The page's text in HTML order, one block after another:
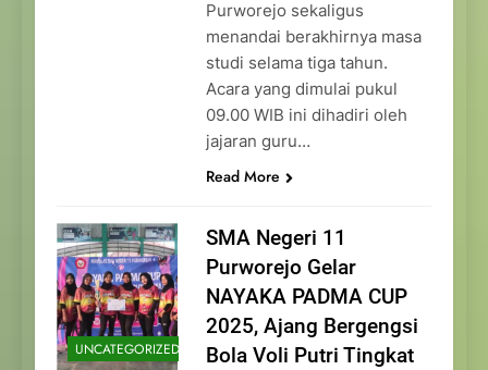
Purworejo sekaligus
menandai berakhirnya masa
studi selama tiga tahun.
Acara yang dimulai pukul
09.00 WIB ini dihadiri oleh
jajaran guru…
Read More
UNCATEGORIZED
SMA Negeri 11
Purworejo Gelar
NAYAKA PADMA CUP
2025, Ajang Bergengsi
Bola Voli Putri Tingkat